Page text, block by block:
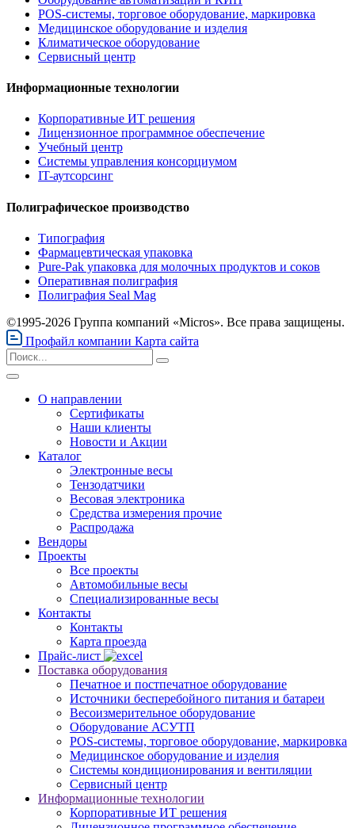
POS-системы, торговое оборудование, маркировка
Медицинское оборудование и изделия
Климатическое оборудование
Сервисный центр
Информационные технологии
Корпоративные ИТ решения
Лицензионное программное обеспечение
Учебный центр
Системы управления консорциумом
IT-аутсорсинг
Полиграфическое производство
Типография
Фармацевтическая упаковка
Pure-Pak упаковка для молочных продуктов и соков
Оперативная полиграфия
Полиграфия Seal Mag
©1995-2026 Группа компаний «Micros». Все права защищены.
Профайл компании Карта сайта
О направлении
Сертификаты
Наши клиенты
Новости и Акции
Каталог
Электронные весы
Тензодатчики
Весовая электроника
Средства измерения прочие
Распродажа
Вендоры
Проекты
Все проекты
Автомобильные весы
Специализированные весы
Контакты
Контакты
Карта проезда
Прайс-лист
Поставка оборудования
Печатное и постпечатное оборудование
Источники бесперебойного питания и батареи
Весоизмерительное оборудование
Оборудование АСУТП
POS-системы, торговое оборудование, маркировка
Медицинское оборудование и изделия
Системы кондиционирования и вентиляции
Сервисный центр
Информационные технологии
Корпоративные ИТ решения